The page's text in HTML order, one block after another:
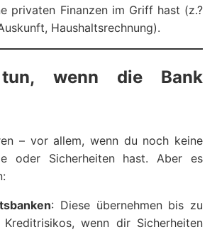
privaten Finanzen im Griff hast (z.?
Haushaltsrechnung).
wenn die Bank
– vor allem, wenn du noch keine
oder Sicherheiten hast. Aber es
: Diese übernehmen bis zu
wenn dir Sicherheiten